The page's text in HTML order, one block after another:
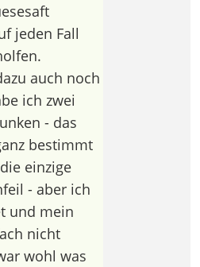
jeden Fall
auch noch
ich zwei
- das
bestimmt
einzige
- aber ich
und mein
nicht
wohl was